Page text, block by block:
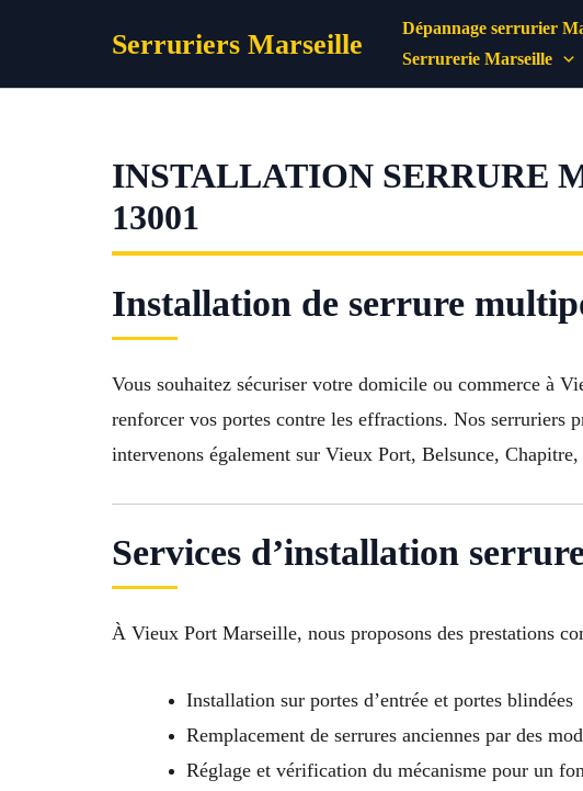
Serruriers Marseille Dépannage serrurier
Serrurerie Marseille
INSTALLATION SERRURE
13001
Installation de serrure
Vous souhaitez sécuriser votre domicile ou commerce à
renforcer vos portes contre les effractions. Nos serruriers
intervenons également sur Vieux Port, Belsunce,
Services d’installation
À Vieux Port Marseille, nous proposons des prestations
Installation sur portes d’entrée et portes blindées
Remplacement de serrures anciennes par des
Réglage et vérification du mécanisme pour un